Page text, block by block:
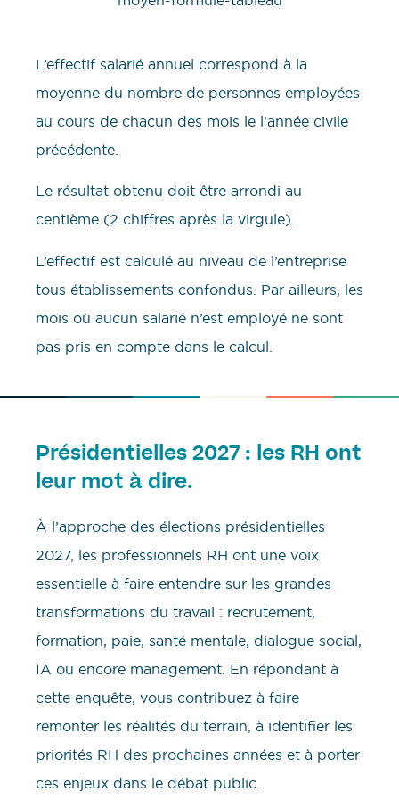
L’effectif salarié annuel correspond à la
moyenne du nombre de personnes employées
au cours de chacun des mois le l’année civile
précédente.
Le résultat obtenu doit être arrondi au
centième (2 chiffres après la virgule).
L’effectif est calculé au niveau de l’entreprise
tous établissements confondus. Par ailleurs, les
mois où aucun salarié n’est employé ne sont
pas pris en compte dans le calcul.
Présidentielles 2027 : les RH ont
leur mot à dire.
À l’approche des élections présidentielles
2027, les professionnels RH ont une voix
essentielle à faire entendre sur les grandes
transformations du travail : recrutement,
formation, paie, santé mentale, dialogue social,
IA ou encore management. En répondant à
cette enquête, vous contribuez à faire
remonter les réalités du terrain, à identifier les
priorités RH des prochaines années et à porter
ces enjeux dans le débat public.